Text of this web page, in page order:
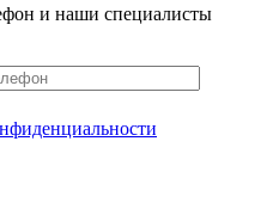
и наши специалисты